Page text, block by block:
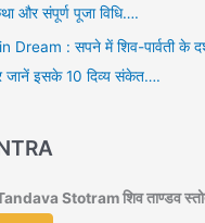
और संपूर्ण पूजा विधि….
: सपने में शिव-पार्वती के
जानें इसके 10 दिव्य संकेत….
Stotram शिव ताण्डव